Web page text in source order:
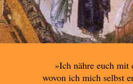
»Ich nähre euch mit
wovon ich mich selbst